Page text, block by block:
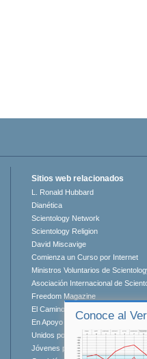
Conoce al
Sitios web relacionados
L. Ronald Hubbard
Dianética
Scientology Network
Scientology Religion
David Miscavige
Comienza un Curso por Internet
Ministros Voluntarios de
Asociación Internacional de
Freedom Magazine
El Camino a la Felicidad
En Apoyo de Un Mundo Sin
Unidos por los Derechos
Jóvenes por los Derechos